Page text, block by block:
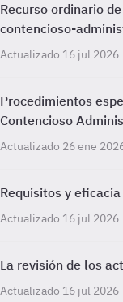
Recurso ordinario
contencioso-
Actualizado 16 jul 2026
Procedimientos
Contencioso
Actualizado 26 ene
Requisitos y
Actualizado 16 jul 2026
La revisión de los
Actualizado 16 jul 2026